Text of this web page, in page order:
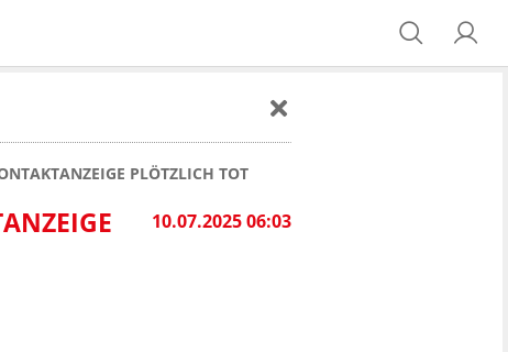
PLÖTZLICH TOT
10.07.2025 06:03
P